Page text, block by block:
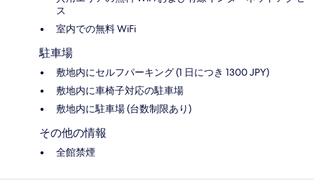
ス
室内での無料 WiFi
駐車場
敷地内にセルフパーキング (1 日につき 1300 JPY)
敷地内に車椅子対応の駐車場
敷地内に駐車場 (台数制限あり)
その他の情報
全館禁煙